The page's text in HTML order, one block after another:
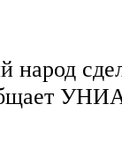
народ